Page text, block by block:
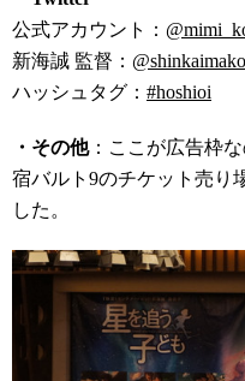
公式アカウント：
新海誠 監督：
ハッシュタグ： #hoshioi
・その他：ここが広告枠
宿バルト9のチケット売り
した。